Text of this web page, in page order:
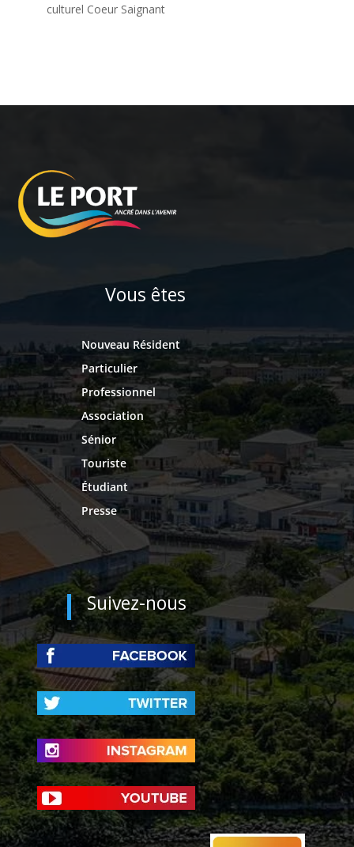
culturel Coeur Saignant
Vous êtes
Nouveau Résident
Particulier
Professionnel
Association
Sénior
Touriste
Étudiant
Presse
Suivez-nous